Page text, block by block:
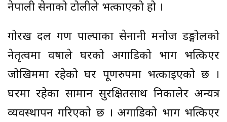
नेपाली सेनाको टोलीले भत्काएको हो ।
गोरख दल गण पाल्पाका सेनानी मनोज डङ्गोलको
नेतृत्वमा वर्षाले घरको अगाडिको भाग भत्किएर
जोखिममा रहेको घर पूर्णरुपमा भत्काइएको छ ।
घरमा रहेका सामान सुरक्षितसाथ निकालेर अन्यत्र
व्यवस्थापन गरिएको छ । अगाडिको भाग भत्किएर